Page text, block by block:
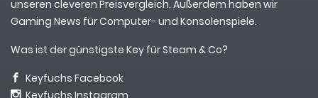
unseren cleveren Preisvergleich. Außerdem haben wir
Gaming News für Computer- und Konsolenspiele.
Was ist der günstigste Key für Steam & Co?
Keyfuchs Facebook